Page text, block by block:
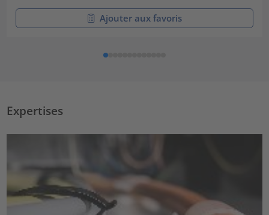
Ajouter aux favoris
Expertises